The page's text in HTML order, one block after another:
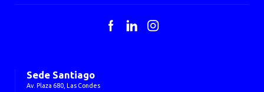
FacebookLinkedInInstagram
Sede Santiago
Av. Plaza 680, Las Condes